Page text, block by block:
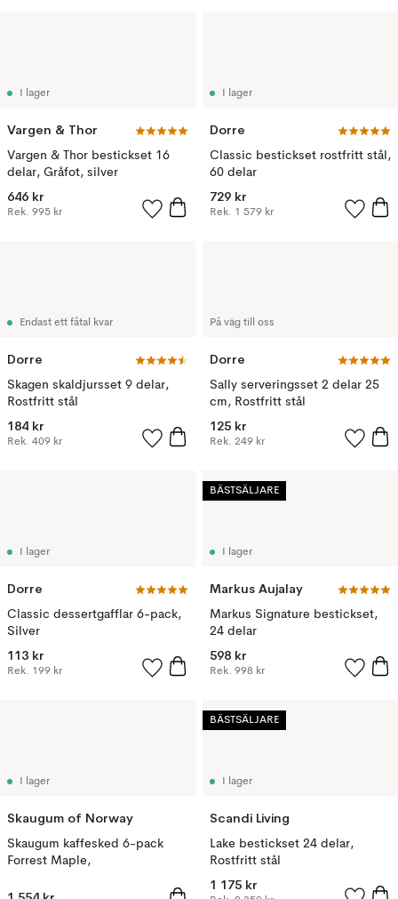
I lager
Vargen & Thor
Vargen & Thor bestickset 16
delar, Gråfot, silver
646 kr
Rek. 995 kr
I lager
Dorre
Classic bestickset rostfritt stål,
60 delar
729 kr
Rek. 1 579 kr
Endast ett fåtal kvar
Dorre
Skagen skaldjursset 9 delar,
Rostfritt stål
184 kr
Rek. 409 kr
På väg till oss
Dorre
Sally serveringsset 2 delar 25
cm, Rostfritt stål
125 kr
Rek. 249 kr
I lager
Dorre
Classic dessertgafflar 6-pack,
Silver
113 kr
Rek. 199 kr
I lager
Markus Aujalay
Markus Signature bestickset,
24 delar
598 kr
Rek. 998 kr
BÄSTSÄLJARE
I lager
Skaugum of Norway
Skaugum kaffesked 6-pack
Forrest Maple,
I lager
Scandi Living
Lake bestickset 24 delar,
Rostfritt stål
1 175 kr
BÄSTSÄLJARE